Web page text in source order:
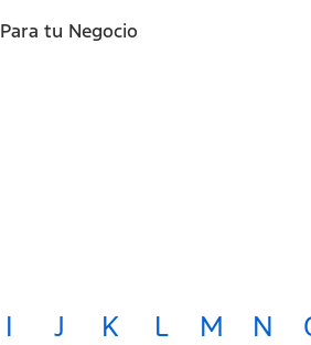
Para tu Negocio
I J K L M N